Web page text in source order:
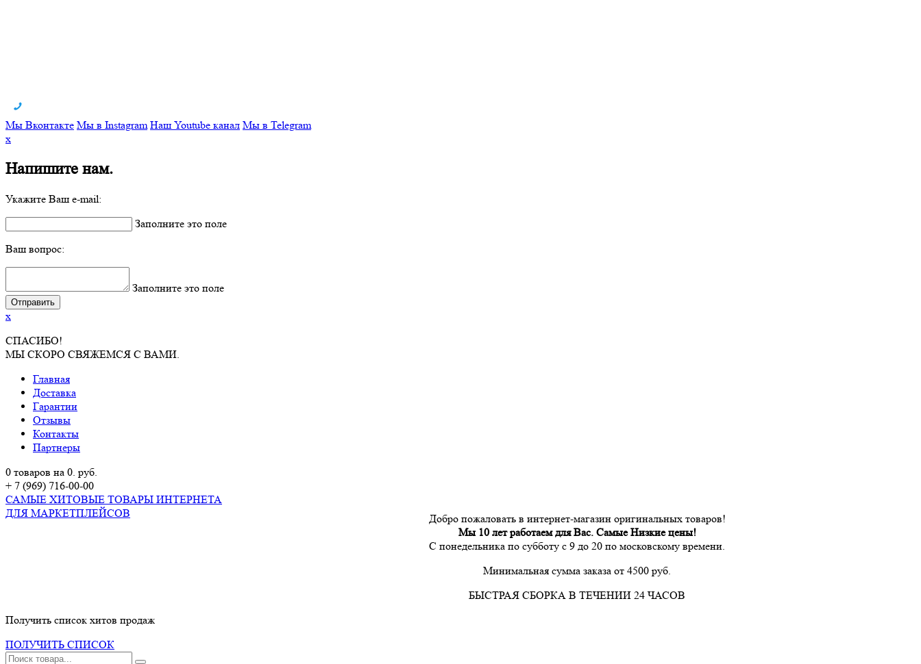
Мы Вконтакте Мы в Instagram Наш Youtube канал Мы в Telegram
x
Напишите нам.
Укажите Ваш e-mail:
Заполните это поле
Ваш вопрос:
Заполните это поле
x
СПАСИБО!
МЫ СКОРО СВЯЖЕМСЯ С ВАМИ.
Главная
Доставка
Гарантии
Отзывы
Контакты
Партнеры
0 товаров на 0. руб.
+ 7 (969) 716-00-00
САМЫЕ ХИТОВЫЕ ТОВАРЫ ИНТЕРНЕТА
ДЛЯ МАРКЕТПЛЕЙСОВ
Добро пожаловать в интернет-магазин оригинальных товаров!
Мы 10 лет работаем для Вас. Самые Низкие цены!
С понедельника по субботу с 9 до 20 по московскому времени.
Минимальная сумма заказа от 4500 руб.
БЫСТРАЯ СБОРКА В ТЕЧЕНИИ 24 ЧАСОВ
Получить список хитов продаж
ПОЛУЧИТЬ СПИСОК